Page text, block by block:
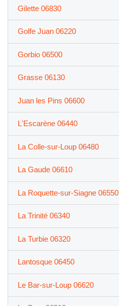
Gilette 06830
Golfe Juan 06220
Gorbio 06500
Grasse 06130
Juan les Pins 06600
L'Escarène 06440
La Colle-sur-Loup 06480
La Gaude 06610
La Roquette-sur-Siagne 06550
La Trinité 06340
La Turbie 06320
Lantosque 06450
Le Bar-sur-Loup 06620